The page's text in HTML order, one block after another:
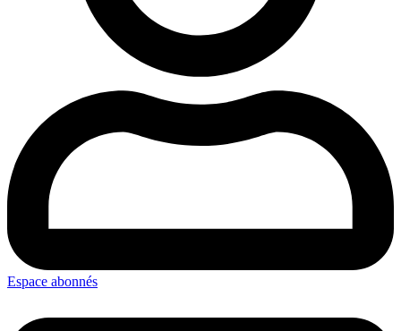
Espace abonnés